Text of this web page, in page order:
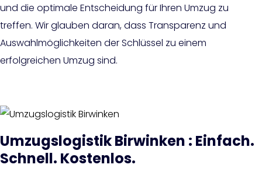
und die optimale Entscheidung für Ihren Umzug zu
treffen. Wir glauben daran, dass Transparenz und
Auswahlmöglichkeiten der Schlüssel zu einem
erfolgreichen Umzug sind.
Umzugslogistik Birwinken : Einfach.
Schnell. Kostenlos.